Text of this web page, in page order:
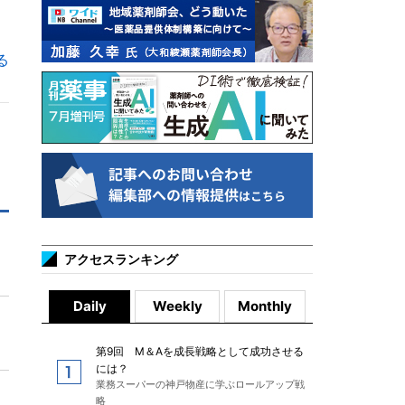
アクセスランキング
Daily Weekly Monthly
第9回 M＆Aを成長戦略として成功させる
には？
業務スーパーの神戸物産に学ぶロールアップ戦
略